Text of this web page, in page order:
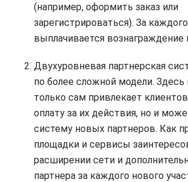
(например, оформить заказ или
зарегистрироваться). За
выплачивается вознаграждение
Двухуровневая партнерская
по более сложной модели. Здесь
только сам привлекает
оплату за их действия, но и
систему новых партнеров. Как
площадки и сервисы
расширении сети и
партнера за каждого нового